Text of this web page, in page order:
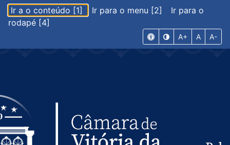
Ir a o conteúdo [1] Ir para o menu [2]
Ir para o
rodapé [4]
A+ A A-